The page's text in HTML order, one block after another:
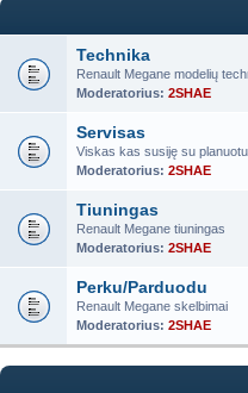
Technika
Renault Megane modelių
Moderatorius: 2SHAE
Servisas
Viskas kas susiję su
Moderatorius: 2SHAE
Tiuningas
Renault Megane tiuningas
Moderatorius: 2SHAE
Perku/Parduodu
Renault Megane skelbimai
Moderatorius: 2SHAE